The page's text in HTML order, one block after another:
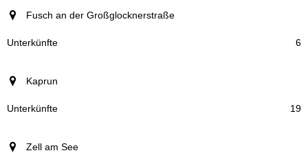
Fusch an der Großglocknerstraße
6
Kaprun
19
Zell am See